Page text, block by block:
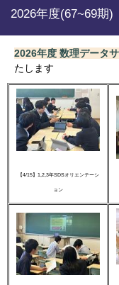
2026年度(67~69期)
2026年度 数理データ
たします
【4/15】1,2,3年SDSオリエンテーシ
ョン